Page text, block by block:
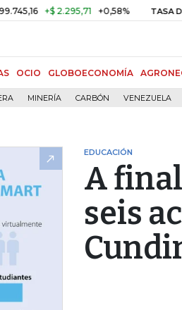
+$ 2.295,71 +0,58% TASA DE
OCIO GLOBOECONOMÍA
MINERÍA CARBÓN VENEZUELA
EDUCACIÓN
A
seis